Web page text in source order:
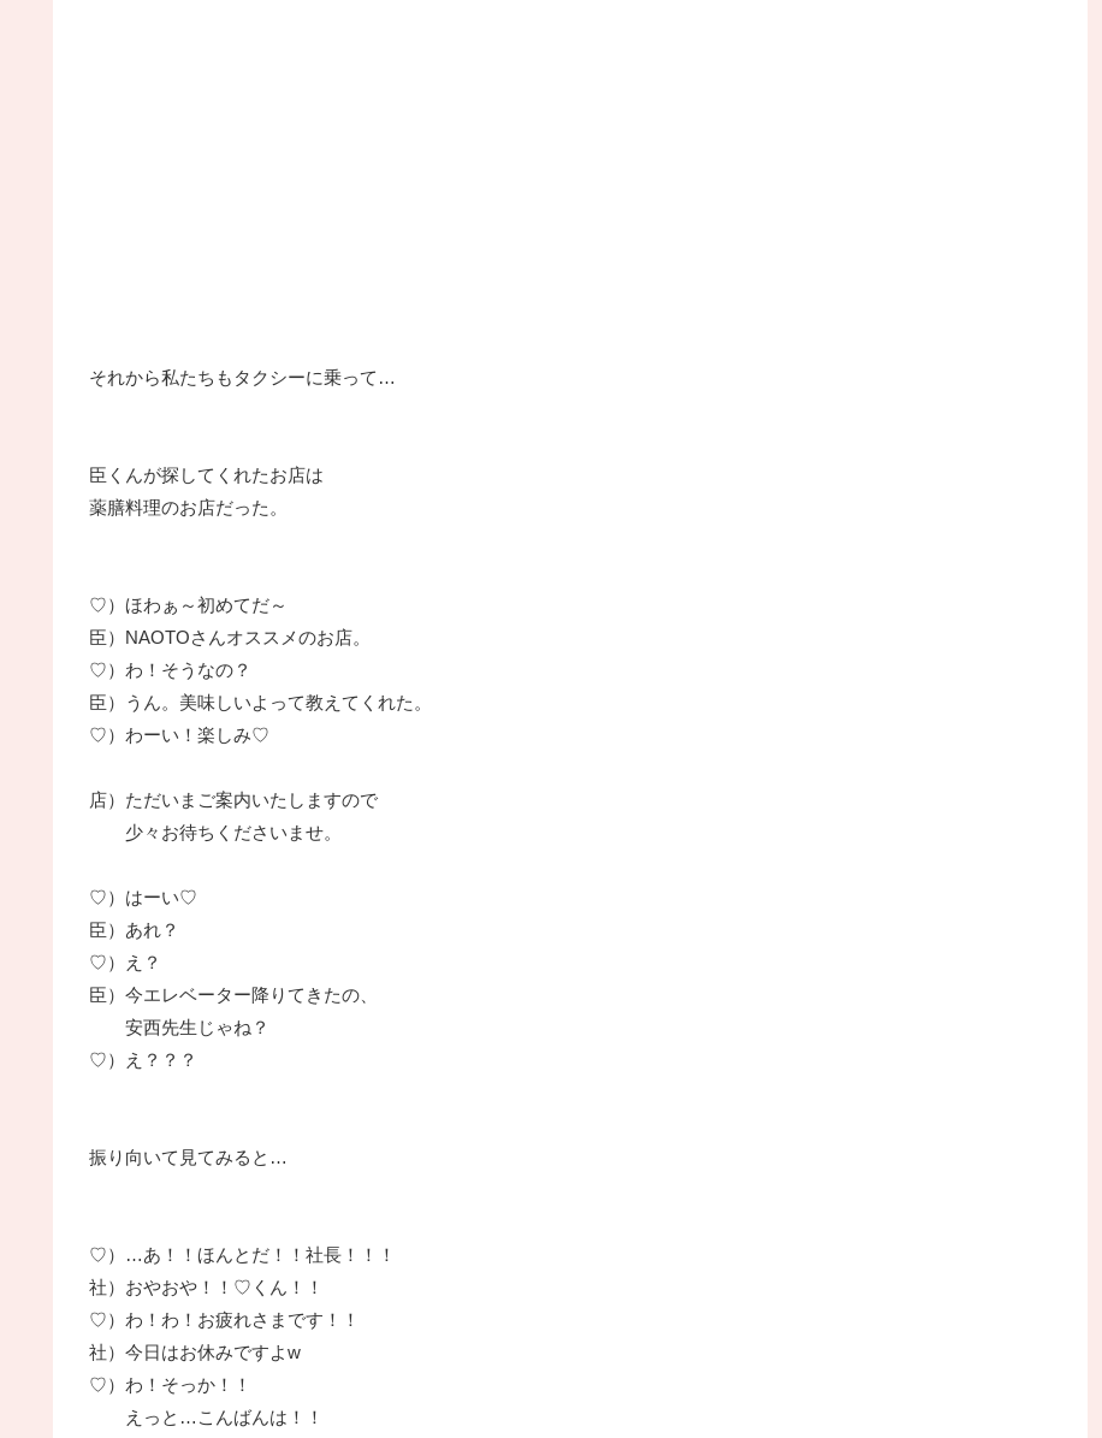
それから私たちもタクシーに乗って…
臣くんが探してくれたお店は
薬膳料理のお店だった。
♡）ほわぁ～初めてだ～
臣）NAOTOさんオススメのお店。
♡）わ！そうなの？
臣）うん。美味しいよって教えてくれた。
♡）わーい！楽しみ♡
店）ただいまご案内いたしますので
少々お待ちくださいませ。
♡）はーい♡
臣）あれ？
♡）え？
臣）今エレベーター降りてきたの、
安西先生じゃね？
♡）え？？？
振り向いて見てみると…
♡）…あ！！ほんとだ！！社長！！！
社）おやおや！！♡くん！！
♡）わ！わ！お疲れさまです！！
社）今日はお休みですよw
♡）わ！そっか！！
えっと…こんばんは！！